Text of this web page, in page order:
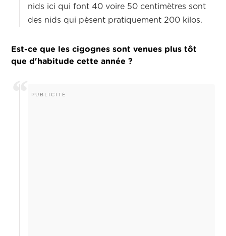
nids ici qui font 40 voire 50 centimètres sont
des nids qui pèsent pratiquement 200 kilos.
Est-ce que les cigognes sont venues plus tôt
que d'habitude cette année ?